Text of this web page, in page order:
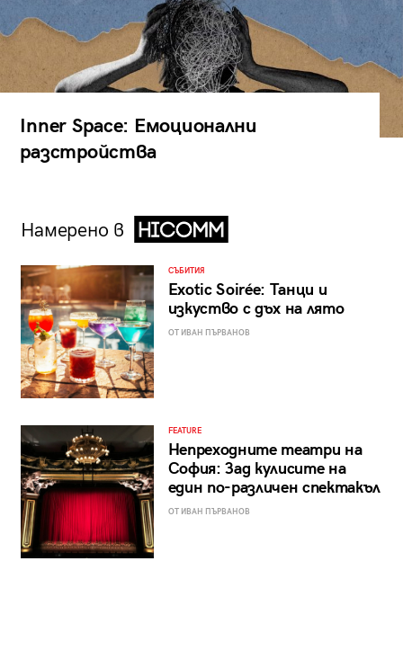
Inner Space: Емоционални
разстройства
Намерено в
СЪБИТИЯ
Exotic Soirée: Танци и
изкуство с дъх на лято
ОТ ИВАН ПЪРВАНОВ
FEATURE
Непреходните театри на
София: Зад кулисите на
един по-различен спектакъл
ОТ ИВАН ПЪРВАНОВ